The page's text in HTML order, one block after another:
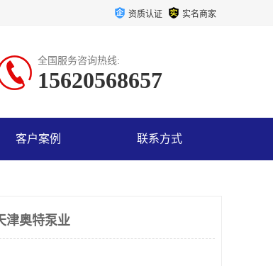
资质认证 实名商家
全国服务咨询热线:
15620568657
客户案例 联系方式
津奥特泵业